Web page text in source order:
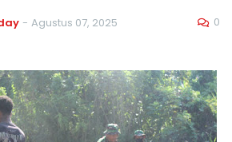
- Agustus 07, 2025 0